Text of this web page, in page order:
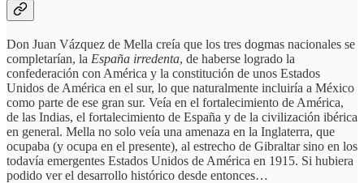
Don Juan Vázquez de Mella creía que los tres dogmas nacionales se
completarían, la España irredenta, de haberse logrado la
confederación con América y la constitución de unos Estados
Unidos de América en el sur, lo que naturalmente incluiría a México
como parte de ese gran sur. Veía en el fortalecimiento de América,
de las Indias, el fortalecimiento de España y de la civilización ibérica
en general. Mella no solo veía una amenaza en la Inglaterra, que
ocupaba (y ocupa en el presente), al estrecho de Gibraltar sino en los
todavía emergentes Estados Unidos de América en 1915. Si hubiera
podido ver el desarrollo histórico desde entonces…